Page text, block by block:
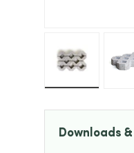
Downloads